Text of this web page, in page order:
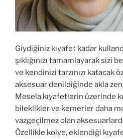
Giydiğiniz kıyafet kadar
şıklığınızı tamamlayarak sizi
ve kendinizi tarzınızı katacak
aksesuar denildiğinde akla
Mesela kıyafetlerin üzerinde
bileklikler ve kemerler daha
vazgeçilmez olan
Özellikle kolye, eklendiği